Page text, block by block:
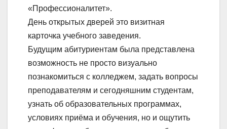
«Профессионалитет».
День открытых дверей это визитная
карточка учебного заведения.
Будущим абитуриентам была представлена
возможность не просто визуально
познакомиться с колледжем, задать вопросы
преподавателям и сегодняшним студентам,
узнать об образовательных программах,
условиях приёма и обучения, но и ощутить